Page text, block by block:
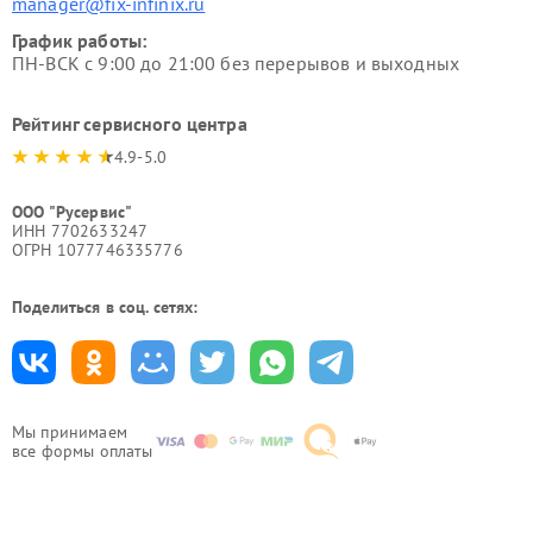
Мы принимаем
все формы оплаты
График работы:
ПН-ВСК с 9:00 до 21:00 без перерывов и выходных
Рейтинг сервисного центра
4.9-5.0
ООО "Русервис"
ИНН 7702633247
ОГРН 1077746335776
Поделиться в соц. сетях: